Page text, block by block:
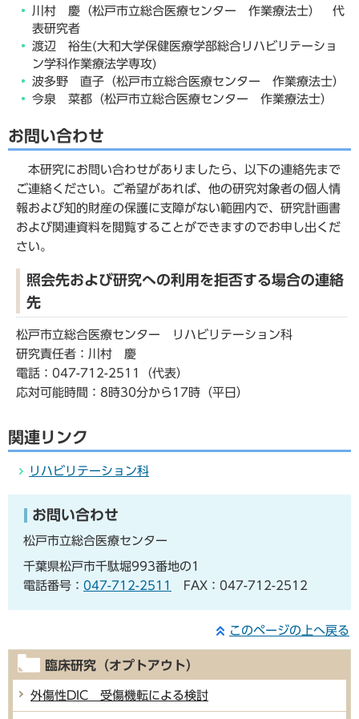
川村 慶（松戸市立総合医療センター 作業療法士） 代
表研究者
渡辺 裕生(大和大学保健医療学部総合リハビリテーショ
ン学科作業療法学専攻)
波多野 直子（松戸市立総合医療センター 作業療法士）
今泉 菜都（松戸市立総合医療センター 作業療法士）
お問い合わせ
本研究にお問い合わせがありましたら、以下の連絡先まで
ご連絡ください。ご希望があれば、他の研究対象者の個人情
報および知的財産の保護に支障がない範囲内で、研究計画書
および関連資料を閲覧することができますのでお申し出くだ
さい。
照会先および研究への利用を拒否する場合の連絡
先
松戸市立総合医療センター リハビリテーション科
研究責任者：川村 慶
電話：047-712-2511（代表）
応対可能時間：8時30分から17時（平日）
関連リンク
リハビリテーション科
お問い合わせ
松戸市立総合医療センター
千葉県松戸市千駄堀993番地の1
電話番号： 047-712-2511 FAX：047-712-2512
このページの上へ戻る
臨床研究（オプトアウト）
外傷性DIC 受傷機転による検討